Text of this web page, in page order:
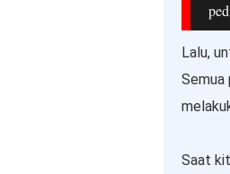
Lalu,
Semua
Saat